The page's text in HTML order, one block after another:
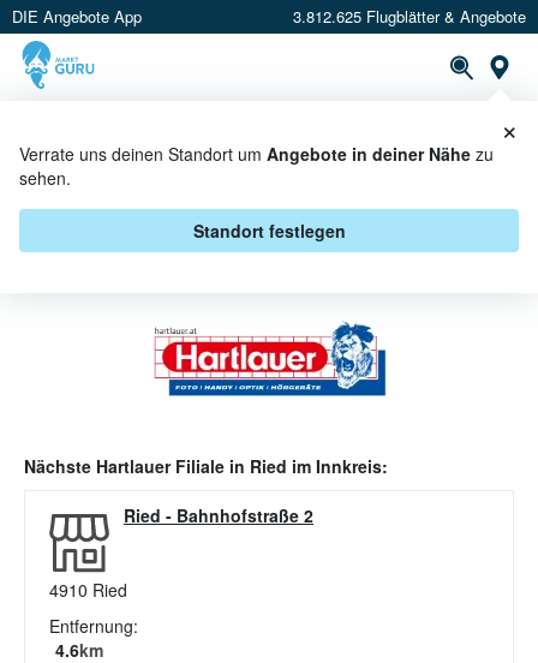
DIE Angebote App 3.812.625 Flugblätter & Angebote
Verrate uns deinen Standort um Angebote in deiner Nähe zu
sehen.
Standort festlegen
×
HARTLAUER ANGEBOTE IN RIED
IM INNKREIS
Nächste HartlauerFiliale in Ried im Innkreis:
Ried - Bahnhofstraße 2
4910 Ried
Entfernung:
4.6km